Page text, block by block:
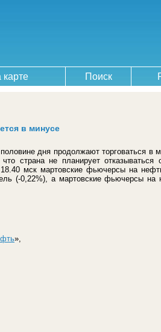
карте Поиск
в минусе
дня продолжают торговаться в
страна не планирует отказываться
мск мартовские фьючерсы на
(-0,22%), а мартовские фьючерсы на
»,